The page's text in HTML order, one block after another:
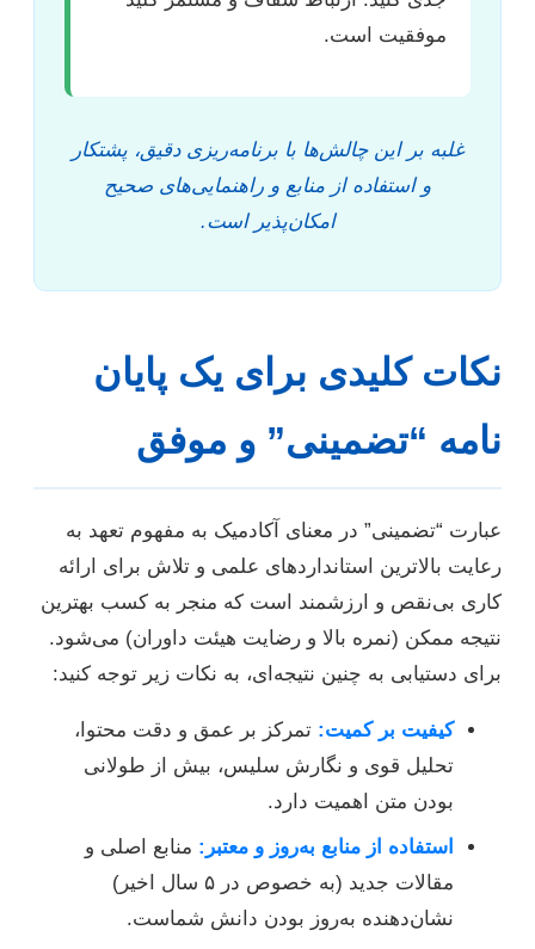
موفقیت است.
غلبه بر این چالش‌ها با برنامه‌ریزی دقیق، پشتکار
و استفاده از منابع و راهنمایی‌های صحیح
امکان‌پذیر است.
نکات کلیدی برای یک پایان
نامه “تضمینی” و موفق
عبارت “تضمینی” در معنای آکادمیک به مفهوم تعهد به
رعایت بالاترین استانداردهای علمی و تلاش برای ارائه
کاری بی‌نقص و ارزشمند است که منجر به کسب بهترین
نتیجه ممکن (نمره بالا و رضایت هیئت داوران) می‌شود.
برای دستیابی به چنین نتیجه‌ای، به نکات زیر توجه کنید:
کیفیت بر کمیت: تمرکز بر عمق و دقت محتوا،
تحلیل قوی و نگارش سلیس، بیش از طولانی
بودن متن اهمیت دارد.
استفاده از منابع به‌روز و معتبر: منابع اصلی و
مقالات جدید (به خصوص در ۵ سال اخیر)
نشان‌دهنده به‌روز بودن دانش شماست.